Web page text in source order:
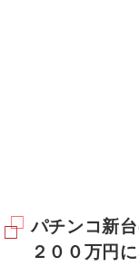
パチンコ新
２００万円